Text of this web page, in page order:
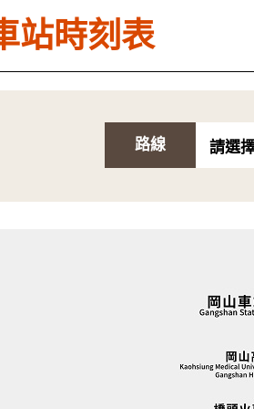
站時刻表
路線